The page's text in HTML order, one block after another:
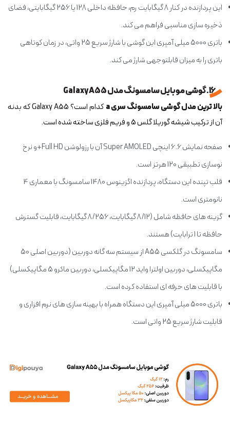
این پردازنده در کنار 8 گیگابایت رم، حافظه داخلی 128 یا 256 گیگابایتی، فضای
ذخیره سازی مناسبی فراهم می کند.
باتری 5000 میلی آمپری این گوشی با شارژ سریع 25 واتی، در زمان کوتاهی
باتری را به میزان قابل‎توجهی شارژ می کند.
16. گوشی موبایل سامسونگ مدل Galaxy A55
بالا ترین مدل گوشی سامسونگ سری a
کدام است؟ Galaxy A55 که بدنه
آن از ترکیب شیشه گوریلا گلس 5 و فریم فلزی ساخته شده است.
صفحه نمایش 6.6 اینچی Super AMOLED آن با رزولوشن Full HD+و نرخ
نوسازی تطبیقی 120 هرتز است.
قلب تپنده این دستگاه، پردازنده اگزینوس 1480 سامسونگ با معماری 4
نانومتری است.
گزینه های حافظه شامل (8/12 گیگابایت، 8/256 گیگابایت، قابلیت گسترش
حافظه تا 1 ترابایت) هستند.
سامسونگ در گلکسی A55 از سیستم سه گانه دوربین (دوربین اصلی 50
مگاپیکسلی، دوربین اولترا واید 12 مگاپیکسلی، دوربین ماکرو 5 مگاپیکسلی)
با قابلیت های حرفه ای استفاده کرده است.
باتری 5000 میلی آمپری این دستگاه همراه با بهینه سازی های نرم افزاری و
قابلیت شارژ سریع 25 واتی است.